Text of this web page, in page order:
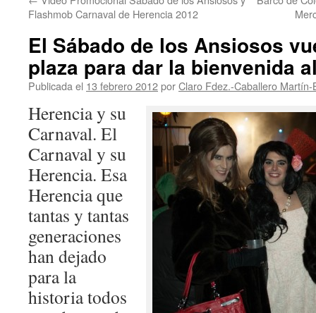
Flashmob Carnaval de Herencia 2012
El Sábado de los Ansiosos
plaza para dar la bienvenida
Publicada el 13 febrero 2012porClaro Fdez.-Caballero Martín-
Herencia y su
Carnaval. El
Carnaval y su
Herencia. Esa
Herencia que
tantas y tantas
generaciones
han dejado
para la
historia todos